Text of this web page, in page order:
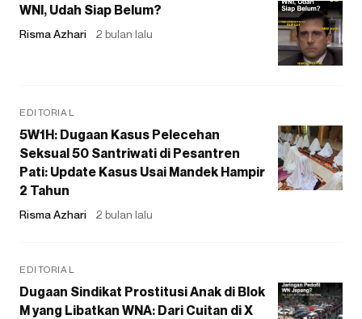
WNI, Udah Siap Belum?
Risma Azhari 2 bulan lalu
EDITORIAL
5W1H: Dugaan Kasus Pelecehan
Seksual 50 Santriwati di Pesantren
Pati: Update Kasus Usai Mandek Hampir
2 Tahun
Risma Azhari 2 bulan lalu
EDITORIAL
Dugaan Sindikat Prostitusi Anak di Blok
M yang Libatkan WNA: Dari Cuitan di X